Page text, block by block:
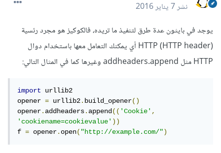
نشر7 يناير 2016
يوجد في بايثون عدة طرق لتنفيذ ما تريده، فالكوكيز هو مجرد رئسية
HTTP (HTTP header) أي يمكنك التعامل معها باستخدام دوال
HTTP مثل addheaders.append وغيرها كما في المثال التالي:
import
urllib2
opener = urllib2.build_opener()
opener.addheaders.append(('Cookie',
'cookiename=cookievalue'))
f = opener.open("http://example.com/")